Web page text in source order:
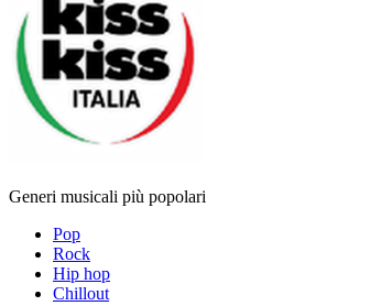
Generi musicali più popolari
Pop
Rock
Hip hop
Chillout